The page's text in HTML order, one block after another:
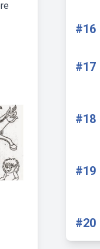
#16
#17
#18
#19
#20